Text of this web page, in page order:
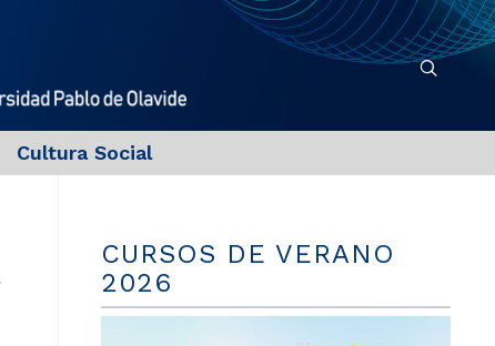
Cultura Social
CURSOS DE VERANO
2026